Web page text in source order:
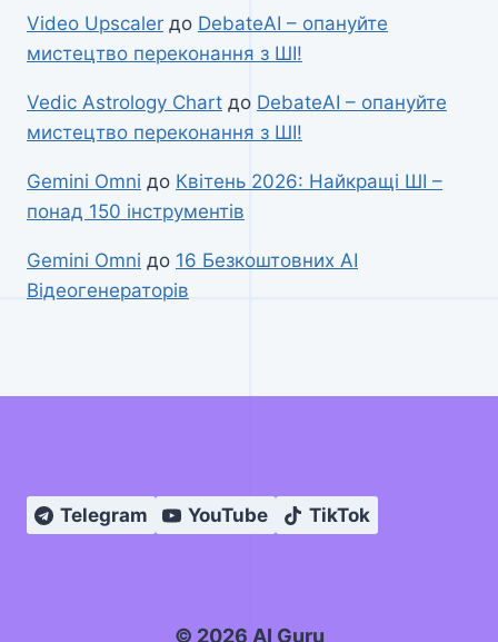
Video Upscaler до DebateAI – опануйте
мистецтво переконання з ШІ!
Vedic Astrology Chart до DebateAI – опануйте
мистецтво переконання з ШІ!
Gemini Omni до Квітень 2026: Найкращі ШІ –
понад 150 інструментів
Gemini Omni до 16 Безкоштовних AI
Відеогенераторів
Telegram YouTube TikTok
© 2026 AI Guru